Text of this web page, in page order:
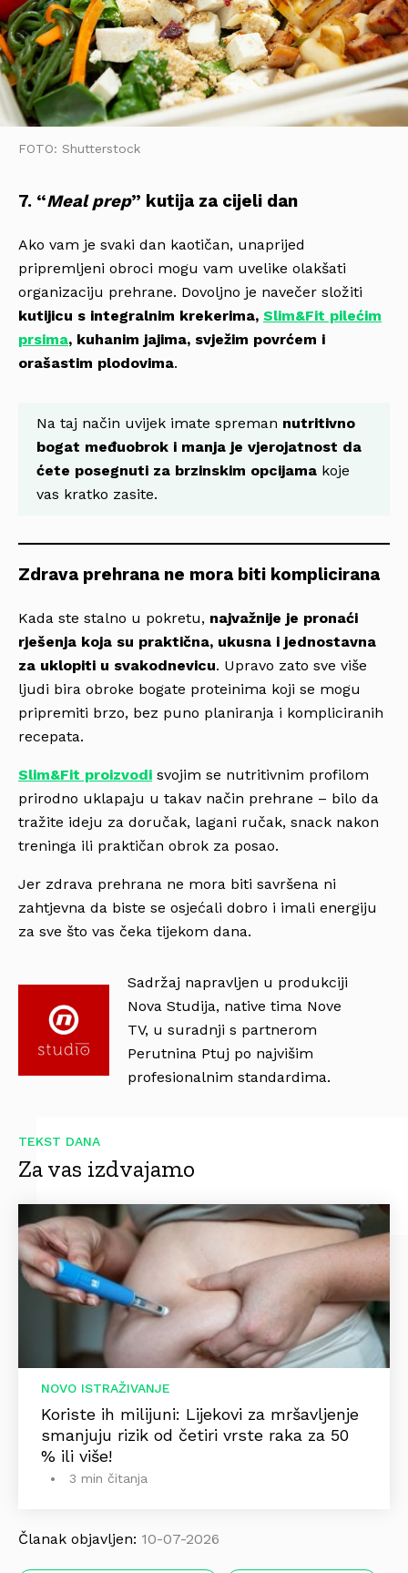
FOTO: Shutterstock
7. “Meal prep” kutija za cijeli dan
Ako vam je svaki dan kaotičan, unaprijed
pripremljeni obroci mogu vam uvelike olakšati
organizaciju prehrane. Dovoljno je navečer složiti
kutijicu s integralnim krekerima, Slim&Fit pilećim
prsima, kuhanim jajima, svježim povrćem i
orašastim plodovima.
Na taj način uvijek imate spreman nutritivno
bogat međuobrok i manja je vjerojatnost da
ćete posegnuti za brzinskim opcijama koje
vas kratko zasite.
Zdrava prehrana ne mora biti komplicirana
Kada ste stalno u pokretu, najvažnije je pronaći
rješenja koja su praktična, ukusna i jednostavna
za uklopiti u svakodnevicu. Upravo zato sve više
ljudi bira obroke bogate proteinima koji se mogu
pripremiti brzo, bez puno planiranja i kompliciranih
recepata.
Slim&Fit proizvodi svojim se nutritivnim profilom
prirodno uklapaju u takav način prehrane – bilo da
tražite ideju za doručak, lagani ručak, snack nakon
treninga ili praktičan obrok za posao.
Jer zdrava prehrana ne mora biti savršena ni
zahtjevna da biste se osjećali dobro i imali energiju
za sve što vas čeka tijekom dana.
Sadržaj napravljen u produkciji
Nova Studija, native tima Nove
TV, u suradnji s partnerom
Perutnina Ptuj po najvišim
profesionalnim standardima.
TEKST DANA
Za vas izdvajamo
NOVO ISTRAŽIVANJE
Koriste ih milijuni: Lijekovi za mršavljenje
smanjuju rizik od četiri vrste raka za 50
% ili više!
3 min čitanja
Članak objavljen: 10-07-2026